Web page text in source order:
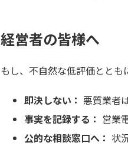
経営者の皆様へ
もし、不自然な低評価ととも
即決しない： 悪質業者
事実を記録する： 営業
公的な相談窓口へ： 状